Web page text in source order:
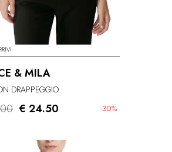
& MILA
DRAPPEGGIO
-30%
€ 24.50